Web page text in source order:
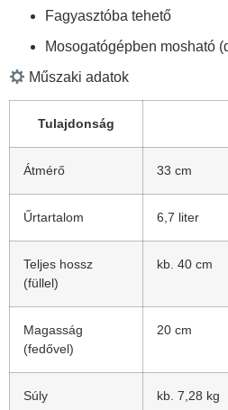
Fagyasztóba tehető
Mosogatógépben mosható
Műszaki adatok
Tulajdonság
Átmérő 33 cm
Űrtartalom 6,7 liter
Teljes hossz
(füllel)
kb. 40 cm
Magasság
(fedővel)
20 cm
Súly kb. 7,28 kg